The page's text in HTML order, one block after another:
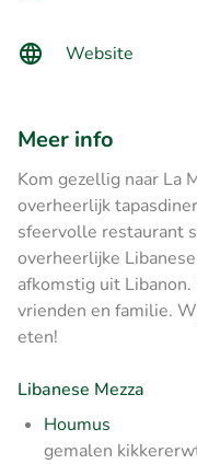
Website
Meer info
Kom gezellig naar La
overheerlijk
sfeervolle restaurant
overheerlijke
afkomstig uit
vrienden en familie.
eten!
Libanese Mezza
Houmus
gemalen